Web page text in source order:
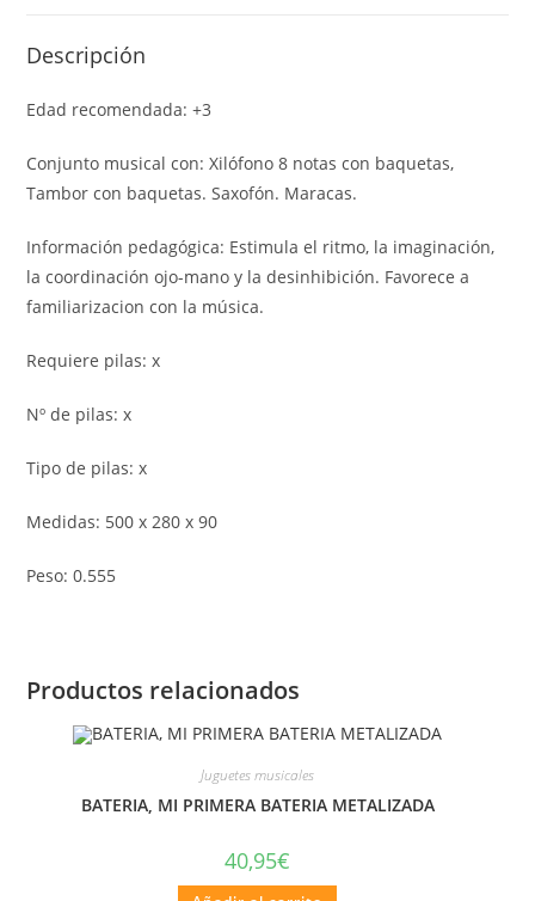
Descripción
Edad recomendada: +3
Conjunto musical con: Xilófono 8 notas con baquetas,
Tambor con baquetas. Saxofón. Maracas.
Información pedagógica: Estimula el ritmo, la imaginación,
la coordinación ojo-mano y la desinhibición. Favorece a
familiarizacion con la música.
Requiere pilas: x
Nº de pilas: x
Tipo de pilas: x
Medidas: 500 x 280 x 90
Peso: 0.555
Productos relacionados
Juguetes musicales
BATERIA, MI PRIMERA BATERIA METALIZADA
40,95€